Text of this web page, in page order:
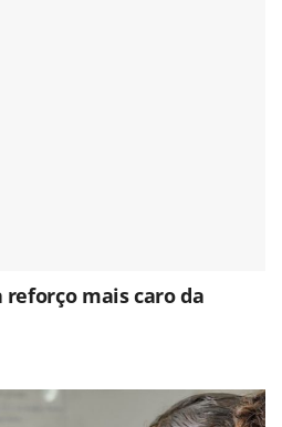
mais caro da